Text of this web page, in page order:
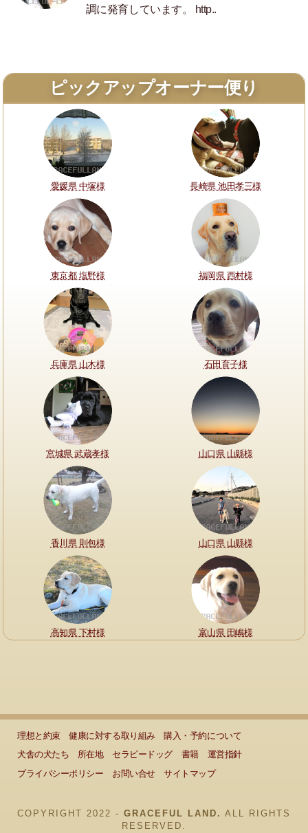
調に発育しています。 http..
ピックアップオーナー便り
愛媛県 中塚様 長崎県 池田孝三様
東京都 塩野様 福岡県 西村様
兵庫県 山木様 石田育子様
宮城県 武蔵孝様 山口県 山縣様
香川県 則包様 山口県 山縣様
高知県 下村様 富山県 田嶋様
理想と約束 健康に対する取り組み
購入・予約について
犬舎の犬たち
所在地 セラピードッグ 書籍
運営指針
プライバシーポリシー
お問い合せ サイトマップ
COPYRIGHT 2022 - GRACEFUL LAND. ALL RIGHTS
RESERVED.